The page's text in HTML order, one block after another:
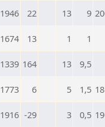
1946 22 13 9
1674 13 1 1
1339 164 13 9,5
1773 6 5 1,5
1916 -29 3 0,5